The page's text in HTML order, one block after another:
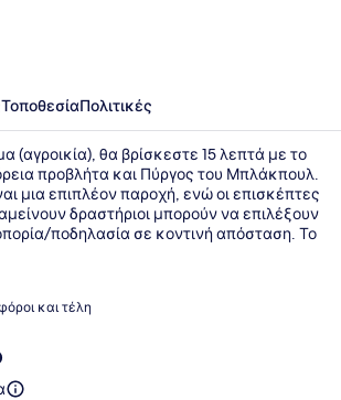
ΤοποθεσίαΠολιτικές
(αγροικία), θα βρίσκεστε 15 λεπτά με το
προβλήτα και Πύργος του Μπλάκπουλ.
μια επιπλέον παροχή, ενώ οι επισκέπτες
δραστήριοι μπορούν να επιλέξουν
ποδηλασία σε κοντινή απόσταση. Το
και τέλη